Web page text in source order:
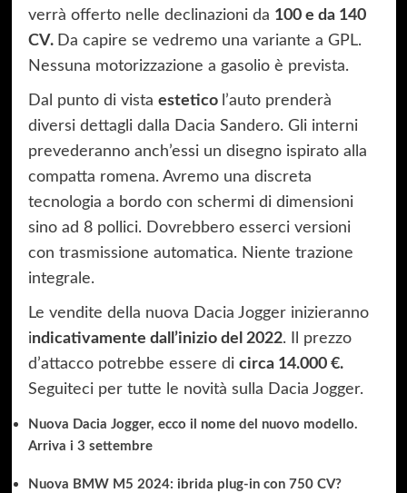
verrà offerto nelle declinazioni da 100 e da 140
CV. Da capire se vedremo una variante a GPL.
Nessuna motorizzazione a gasolio è prevista.
Dal punto di vista estetico l’auto prenderà
diversi dettagli dalla Dacia Sandero. Gli interni
prevederanno anch’essi un disegno ispirato alla
compatta romena. Avremo una discreta
tecnologia a bordo con schermi di dimensioni
sino ad 8 pollici. Dovrebbero esserci versioni
con trasmissione automatica. Niente trazione
integrale.
Le vendite della nuova Dacia Jogger inizieranno
indicativamente dall’inizio del 2022. Il prezzo
d’attacco potrebbe essere di circa 14.000 €.
Seguiteci per tutte le novità sulla Dacia Jogger.
Nuova Dacia Jogger, ecco il nome del nuovo modello.
Arriva i 3 settembre
Nuova BMW M5 2024: ibrida plug-in con 750 CV?